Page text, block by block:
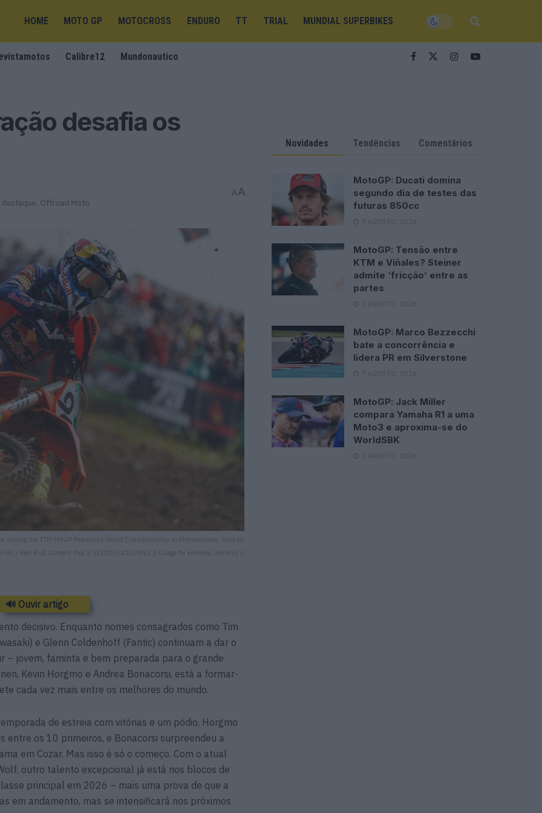
HOME MOTO GP MOTOCROSS ENDURO TT TRIAL MUNDIAL SUPERBIKES
Calibre12 Mundonautico
desafia os
Offroad Moto
AA
during the FIM MXGP Motocross World Championship in Pietramurata, Italy on
/ Red Bull Content Pool // SI202504130492 // Usage for editorial use only //
🔊 Ouvir artigo
decisivo. Enquanto nomes consagrados como Tim
e Glenn Coldenhoff (Fantic) continuam a dar o
– jovem, faminta e bem preparada para o grande
Kevin Horgmo e Andrea Bonacorsi, está a formar-
cada vez mais entre os melhores do mundo.
de estreia com vitórias e um pódio, Horgmo
entre os 10 primeiros, e Bonacorsi surpreendeu a
em Cozar. Mas isso é só o começo. Com o atual
outro talento excepcional já está nos blocos de
principal em 2026 – mais uma prova de que a
em andamento, mas se intensificará nos próximos
Novidades Tendências Comentários
MotoGP: Ducati domina
segundo dia de testes das
futuras 850cc
7 AGOSTO, 2026
MotoGP: Tensão entre
KTM e Viñales? Steiner
admite ‘fricção’ entre as
partes
7 AGOSTO, 2026
MotoGP: Marco Bezzecchi
bate a concorrência e
lidera PR em Silverstone
7 AGOSTO, 2026
MotoGP: Jack Miller
compara Yamaha R1 a uma
Moto3 e aproxima-se do
WorldSBK
7 AGOSTO, 2026